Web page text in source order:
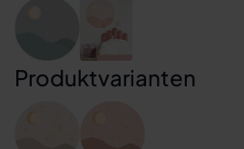
Produktvarianten